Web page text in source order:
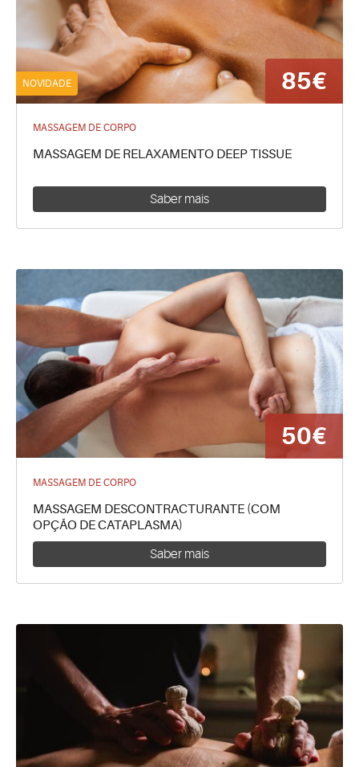
85€
NOVIDADE
MASSAGEM DE CORPO
MASSAGEM DE RELAXAMENTO DEEP TISSUE
Saber mais
50€
MASSAGEM DE CORPO
MASSAGEM DESCONTRACTURANTE (COM
OPÇÃO DE CATAPLASMA)
Saber mais